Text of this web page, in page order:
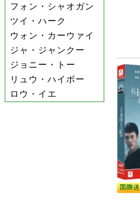
フォン・シャオガン
ツイ・ハーク
ウォン・カーウァイ
ジャ・ジャンクー
ジョニー・トー
リュウ・ハイボー
ロウ・イエ